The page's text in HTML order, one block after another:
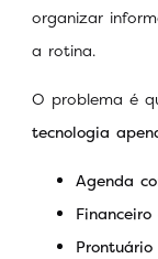
organizar
a rotina.
O problema é
tecnologia
Agenda